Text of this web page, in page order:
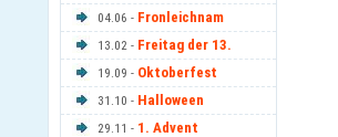
04.06 - Fronleichnam
13.02 - Freitag der 13.
19.09 - Oktoberfest
31.10 - Halloween
29.11 - 1. Advent